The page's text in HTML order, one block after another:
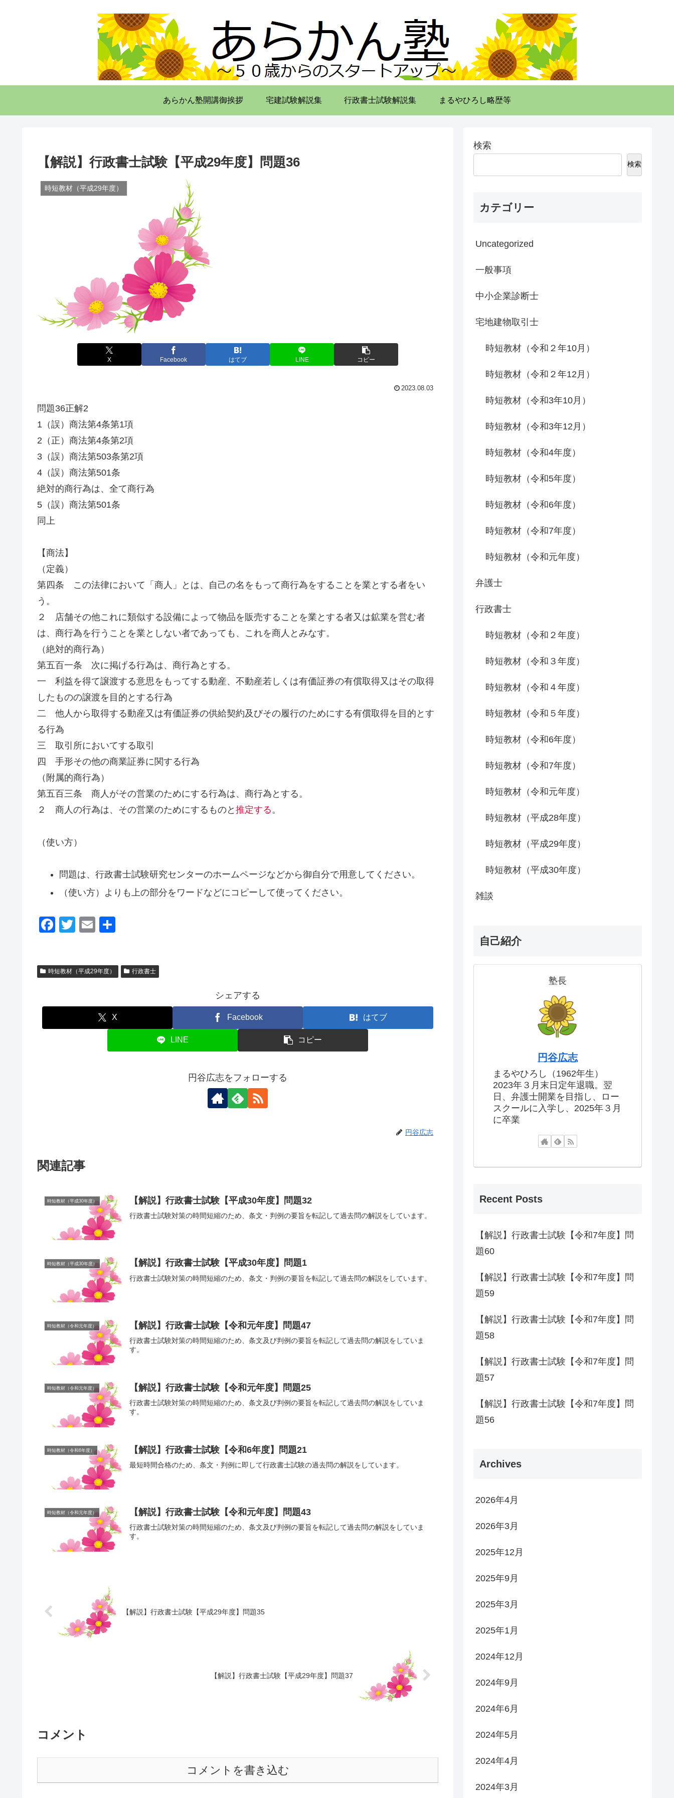
あらかん塾開講御挨拶 宅建試験解説集 行政書士試験解説集 まるやひろし略歴等
【解説】行政書士試験【平成29年度】問題36
時短教材（平成29年度）
X Facebook はてブ LINE コピー
2023.08.03
問題36正解2
1（誤）商法第4条第1項
2（正）商法第4条第2項
3（誤）商法第503条第2項
4（誤）商法第501条
絶対的商行為は、全て商行為
5（誤）商法第501条
同上
【商法】
（定義）
第四条 この法律において「商人」とは、自己の名をもって商行為をすることを業とする者をい
う。
２ 店舗その他これに類似する設備によって物品を販売することを業とする者又は鉱業を営む者
は、商行為を行うことを業としない者であっても、これを商人とみなす。
（絶対的商行為）
第五百一条 次に掲げる行為は、商行為とする。
一 利益を得て譲渡する意思をもってする動産、不動産若しくは有価証券の有償取得又はその取得
したものの譲渡を目的とする行為
二 他人から取得する動産又は有価証券の供給契約及びその履行のためにする有償取得を目的とす
る行為
三 取引所においてする取引
四 手形その他の商業証券に関する行為
（附属的商行為）
第五百三条 商人がその営業のためにする行為は、商行為とする。
２ 商人の行為は、その営業のためにするものと 推定する。
（使い方）
問題は、行政書士試験研究センターのホームページなどから御自分で用意してください。
（使い方）よりも上の部分をワードなどにコピーして使ってください。
F
e
o
T
er
E
時短教材（平成29年度） 行政書士
シェアする
X Facebook はてブ
LINE コピー
円谷広志をフォローする
円谷広志
関連記事
時短教材（平成30年度） 【解説】行政書士試験【平成30年度】問題32
行政書士試験対策の時間短縮のため、条文・判例の要旨を転記して過去問の解説をしています。
時短教材（平成30年度） 【解説】行政書士試験【平成30年度】問題1
行政書士試験対策の時間短縮のため、条文・判例の要旨を転記して過去問の解説をしています。
時短教材（令和元年度） 【解説】行政書士試験【令和元年度】問題47
行政書士試験対策の時間短縮のため、条文及び判例の要旨を転記して過去問の解説をしていま
す。
時短教材（令和元年度） 【解説】行政書士試験【令和元年度】問題25
行政書士試験対策の時間短縮のため、条文及び判例の要旨を転記して過去問の解説をしていま
す。
時短教材（令和6年度） 【解説】行政書士試験【令和6年度】問題21
最短時間合格のため、条文・判例に即して行政書士試験の過去問の解説をしています。
時短教材（令和元年度） 【解説】行政書士試験【令和元年度】問題43
行政書士試験対策の時間短縮のため、条文及び判例の要旨を転記して過去問の解説をしていま
す。
【解説】行政書士試験【平成29年度】問題35
【解説】行政書士試験【平成29年度】問題37
コメント
コメントを書き込む
検索
検索
カテゴリー
Uncategorized
一般事項
中小企業診断士
宅地建物取引士
時短教材（令和２年10月）
時短教材（令和２年12月）
時短教材（令和3年10月）
時短教材（令和3年12月）
時短教材（令和4年度）
時短教材（令和5年度）
時短教材（令和6年度）
時短教材（令和7年度）
時短教材（令和元年度）
弁護士
行政書士
時短教材（令和２年度）
時短教材（令和３年度）
時短教材（令和４年度）
時短教材（令和５年度）
時短教材（令和6年度）
時短教材（令和7年度）
時短教材（令和元年度）
時短教材（平成28年度）
時短教材（平成29年度）
時短教材（平成30年度）
雑談
自己紹介
塾長
円谷広志
まるやひろし（1962年生）
2023年３月末日定年退職。翌
日、弁護士開業を目指し、ロー
スクールに入学し、2025年３月
に卒業
Recent Posts
【解説】行政書士試験【令和7年度】問
題60
【解説】行政書士試験【令和7年度】問
題59
【解説】行政書士試験【令和7年度】問
題58
【解説】行政書士試験【令和7年度】問
題57
【解説】行政書士試験【令和7年度】問
題56
Archives
2026年4月
2026年3月
2025年12月
2025年9月
2025年3月
2025年1月
2024年12月
2024年9月
2024年6月
2024年5月
2024年4月
2024年3月